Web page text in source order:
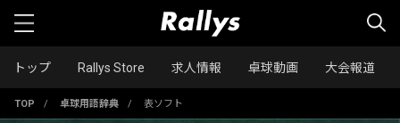
トップ Rallys Store 求人情報 卓球動画 大会報道
TOP / 卓球用語辞典 / 表ソフト